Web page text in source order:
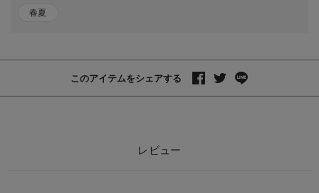
春夏
このアイテムをシェアする
レビュー